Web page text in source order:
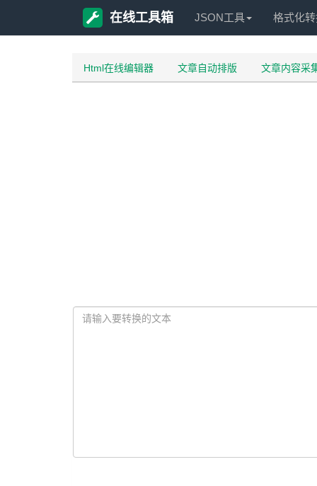
在线工具箱 JSON工具 格式化
Html在线编辑器 文章自动排版 文章内容采